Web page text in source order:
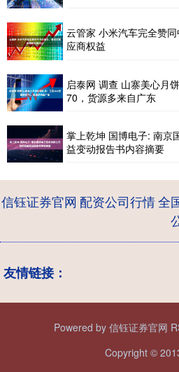
云管家 小米汽车完全赞
应商权益
启泰网 调查 山寨美心月
70，货源多来自广东
掌上乾坤 国博电子: 南京
益变动报告书内容摘要
信钰证券官网 配资公司行情全
友情链接：
Powered by 信钰证券官网
Copyright ©